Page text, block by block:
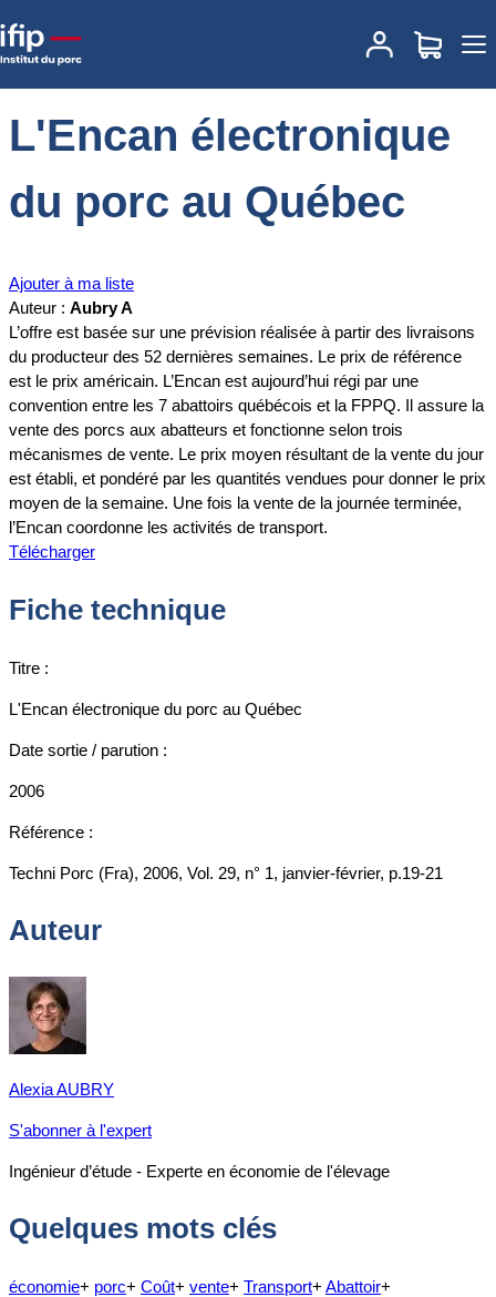
Accueil L'Encan électronique du porc au Québec
L'Encan électronique
du porc au Québec
Ajouter à ma liste
Auteur : Aubry A
L’offre est basée sur une prévision réalisée à partir des livraisons
du producteur des 52 dernières semaines. Le prix de référence
est le prix américain. L’Encan est aujourd’hui régi par une
convention entre les 7 abattoirs québécois et la FPPQ. Il assure la
vente des porcs aux abatteurs et fonctionne selon trois
mécanismes de vente. Le prix moyen résultant de la vente du jour
est établi, et pondéré par les quantités vendues pour donner le prix
moyen de la semaine. Une fois la vente de la journée terminée,
l’Encan coordonne les activités de transport.
Télécharger
Fiche technique
Titre :
L'Encan électronique du porc au Québec
Date sortie / parution :
2006
Référence :
Techni Porc (Fra), 2006, Vol. 29, n° 1, janvier-février, p.19-21
Auteur
Alexia AUBRY
S'abonner à l'expert
Ingénieur d’étude - Experte en économie de l'élevage
Quelques mots clés
économie+ porc+ Coût+ vente+ Transport+ Abattoir+